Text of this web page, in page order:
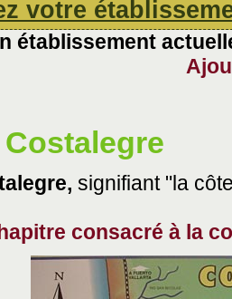
votre
établissement
Costalegre
signifiant "la
consacré à la